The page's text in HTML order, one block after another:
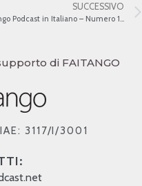
SUCCESSIVO
di FAITANGO
3117/I/3001